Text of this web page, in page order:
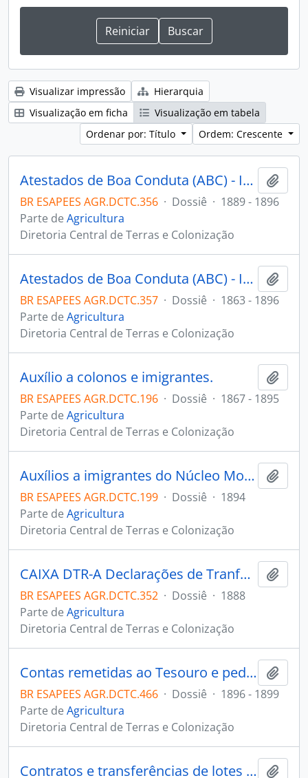
Visualizar impressão
Hierarquia
Visualização em ficha
Visualização em tabela
Ordenar por: Título
Ordem: Crescente
Atestados de Boa Conduta (ABC) - Imigração Espanhola.
BR ESAPEES AGR.DCTC.356 · Dossiê · 1889 - 1896
Parte de Agricultura
Diretoria Central de Terras e Colonização
Atestados de Boa Conduta (ABC) - Imigração Espanhola (Inclui: Relação de Casamentos e Batizados de Imigrantes).
BR ESAPEES AGR.DCTC.357 · Dossiê · 1863 - 1896
Parte de Agricultura
Diretoria Central de Terras e Colonização
Auxílio a colonos e imigrantes.
BR ESAPEES AGR.DCTC.196 · Dossiê · 1867 - 1895
Parte de Agricultura
Diretoria Central de Terras e Colonização
Auxílios a imigrantes do Núcleo Moniz Freire.
BR ESAPEES AGR.DCTC.199 · Dossiê · 1894
Parte de Agricultura
Diretoria Central de Terras e Colonização
CAIXA DTR-A Declarações de Tranferências de Residência e de Passagem Gratuita para 3ª classe de passageiros embarcados no Vapor Italiano ÁDRIA e desembarcados em Vitória em 27/12/1888.
BR ESAPEES AGR.DCTC.352 · Dossiê · 1888
Parte de Agricultura
Diretoria Central de Terras e Colonização
Contas remetidas ao Tesouro e pedidos de adiamentos.
BR ESAPEES AGR.DCTC.466 · Dossiê · 1896 - 1899
Parte de Agricultura
Diretoria Central de Terras e Colonização
Contratos e transferências de lotes em Santa Leopoldina.